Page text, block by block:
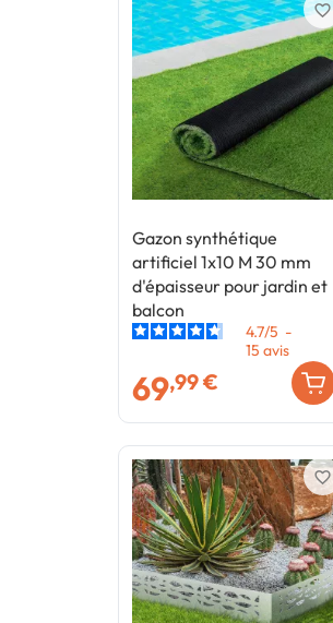
Gazon synthétique
artificiel 1x10 M 30 mm
d'épaisseur pour jardin et
balcon
4.7/5 -
15 avis
69,99 €
favorite_border
favorite_border